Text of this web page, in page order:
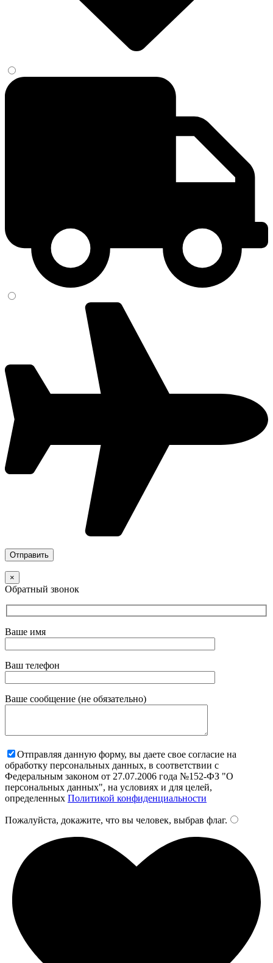
×
Обратный звонок
Ваше имя
Ваш телефон
Ваше сообщение (не обязательно)
Отправляя данную форму, вы даете свое согласие на
обработку персональных данных, в соответствии с
Федеральным законом от 27.07.2006 года №152-ФЗ "О
персональных данных", на условиях и для целей,
определенных Политикой конфиденциальности
Пожалуйста, докажите, что вы человек, выбрав флаг.